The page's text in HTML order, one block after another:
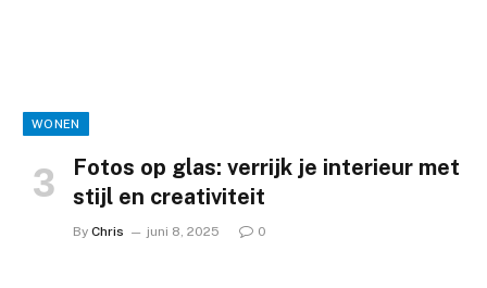
WONEN
Fotos op glas: verrijk je interieur met
stijl en creativiteit
By Chris juni 8, 2025 0